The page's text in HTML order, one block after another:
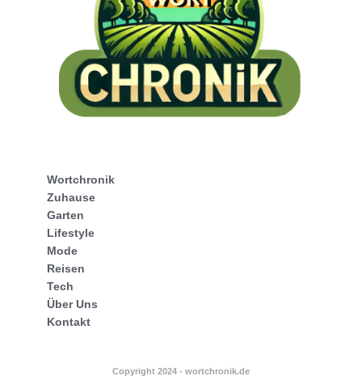
Wortchronik
Zuhause
Garten
Lifestyle
Mode
Reisen
Tech
Über Uns
Kontakt
Copyright 2024 - wortchronik.de